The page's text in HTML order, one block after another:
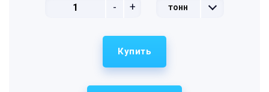
- + тонн
Купить